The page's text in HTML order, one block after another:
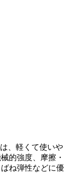
、軽くて使いや
的強度、摩擦・
ね弾性などに優